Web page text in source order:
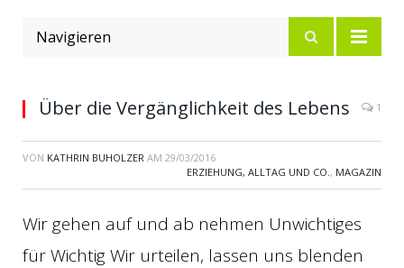
Navigieren
Über die Vergänglichkeit des Lebens 1
VON KATHRIN BUHOLZER AM 29/03/2016
ERZIEHUNG, ALLTAG UND CO., MAGAZIN
Wir gehen auf und ab nehmen Unwichtiges
für Wichtig Wir urteilen, lassen uns blenden